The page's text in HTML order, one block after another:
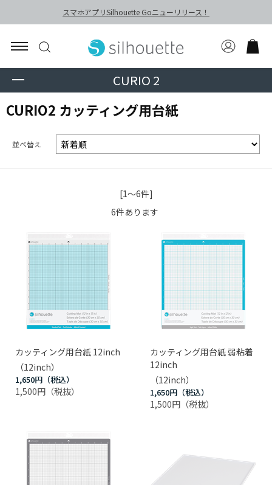
スマホアプリSilhouette Goニューリリース！
CURIO 2
CURIO2 カッティング用台紙
並べ替え
[1～6件]
6件あります
カッティング用台紙 12inch
（12inch）
1,650円
1,500円
カッティング用台紙 弱粘着
12inch
（12inch）
1,650円
1,500円